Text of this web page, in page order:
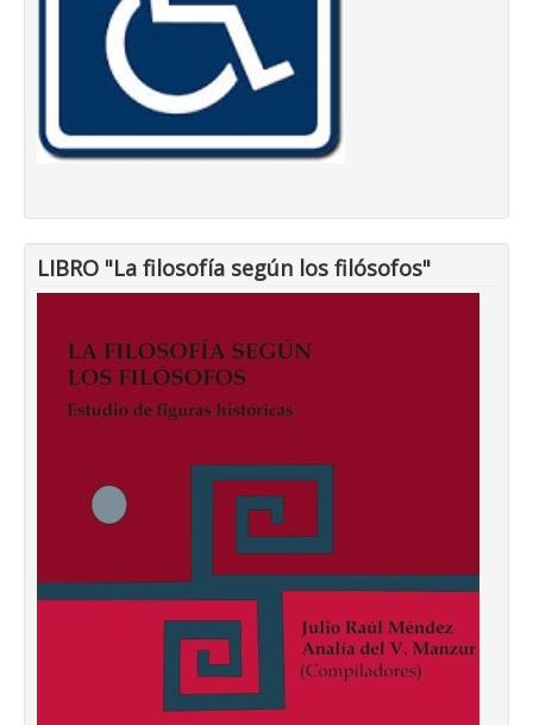
LIBRO "La filosofía según los filósofos"